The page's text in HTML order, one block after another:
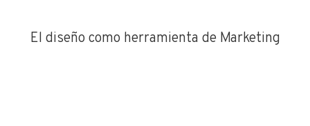
El diseño como herramienta de Marketing